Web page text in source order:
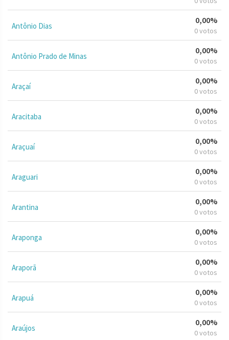
Antônio Dias
0,00%
0 votos
Antônio Prado de Minas
0,00%
0 votos
Araçaí
0,00%
0 votos
Aracitaba
0,00%
0 votos
Araçuaí
0,00%
0 votos
Araguari
0,00%
0 votos
Arantina
0,00%
0 votos
Araponga
0,00%
0 votos
Araporã
0,00%
0 votos
Arapuá
0,00%
0 votos
Araújos
0,00%
0 votos